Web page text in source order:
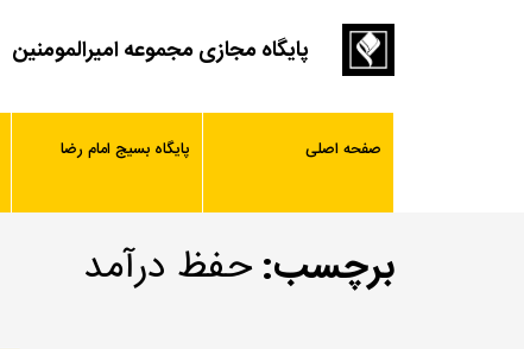
پایگاه مجازی مجموعه امیرالمومنین
صفحه اصلی پایگاه بسیج امام رضا
برچسب:حفظ درآمد